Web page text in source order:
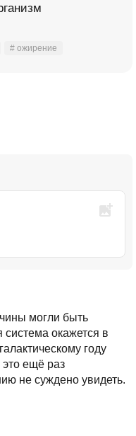
# ожирение
могли быть
система окажется в
году
это ещё раз
не суждено увидеть.